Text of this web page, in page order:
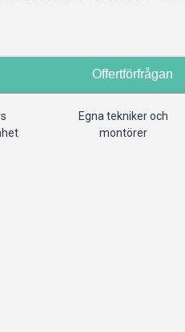
Offertförfrågan
Egna tekniker och
montörer